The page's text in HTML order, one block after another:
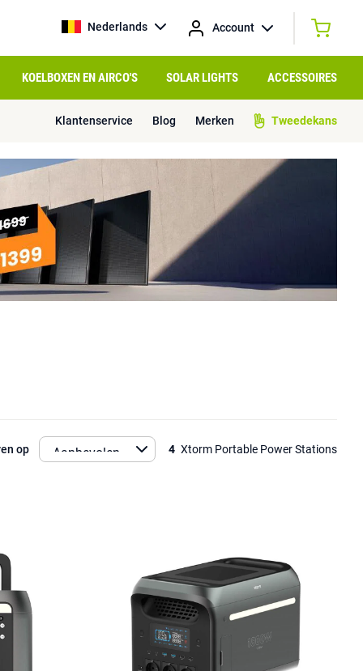
Nederlands Account
KOELBOXEN EN AIRCO'S SOLAR LIGHTS ACCESSOIRES
Klantenservice Blog Merken Tweedekans
op 4 Xtorm Portable Power Stations